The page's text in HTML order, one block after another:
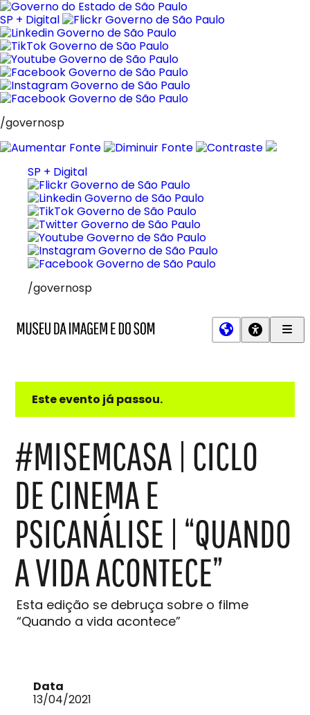
Pular
para
o
conteúdo
SP + Digital
/governosp
SP + Digital
/governosp
e
Este evento já passou.
#MISEMCASA | CICLO
DE CINEMA E
PSICANÁLISE | “QUANDO
A VIDA ACONTECE”
Esta edição se debruça sobre o filme
“Quando a vida acontece”
Data
13/04/2021